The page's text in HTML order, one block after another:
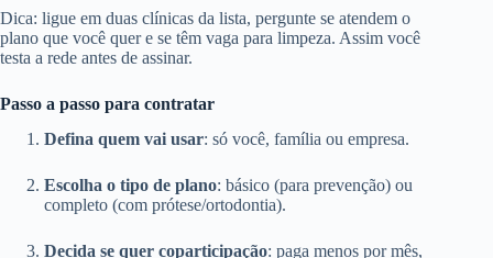
Dica: ligue em duas clínicas da lista, pergunte se atendem o
plano que você quer e se têm vaga para limpeza. Assim você
testa a rede antes de assinar.
Passo a passo para contratar
Defina quem vai usar: só você, família ou empresa.
Escolha o tipo de plano: básico (para prevenção) ou
completo (com prótese/ortodontia).
Decida se quer coparticipação: paga menos por mês,